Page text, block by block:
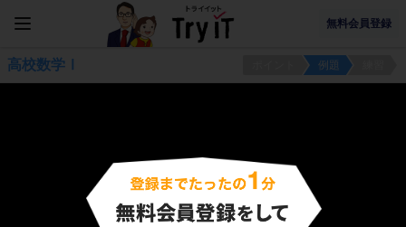
無料会員登録
高校数学Ⅰ 例題